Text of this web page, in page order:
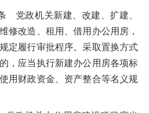
党政机关新建、改建、扩建、
修改造、租用、借用办公用房，
定履行审批程序。采取置换方式
，应当执行新建办公用房各项标
用财政资金、资产整合等名义规